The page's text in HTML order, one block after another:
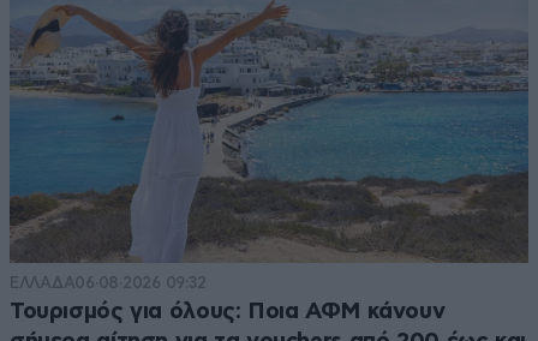
ΕΛΛΑΔΑ06·08·2026 09:32
Τουρισμός για όλους: Ποια ΑΦΜ κάνουν